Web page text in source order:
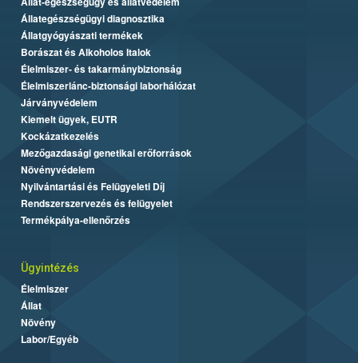
Állategészségügyi diagnosztika
Állatgyógyászati termékek
Borászat és Alkoholos Italok
Élelmiszer- és takarmánybiztonság
Élelmiszerlánc-biztonsági laborhálózat
Járványvédelem
Kiemelt ügyek, EUTR
Kockázatkezelés
Mezőgazdasági genetikai erőforrások
Növényvédelem
Nyilvántartási és Felügyeleti Díj
Rendszerszervezés és felügyelet
Termékpálya-ellenőrzés
Ügyintézés
Élelmiszer
Állat
Növény
Labor/Egyéb